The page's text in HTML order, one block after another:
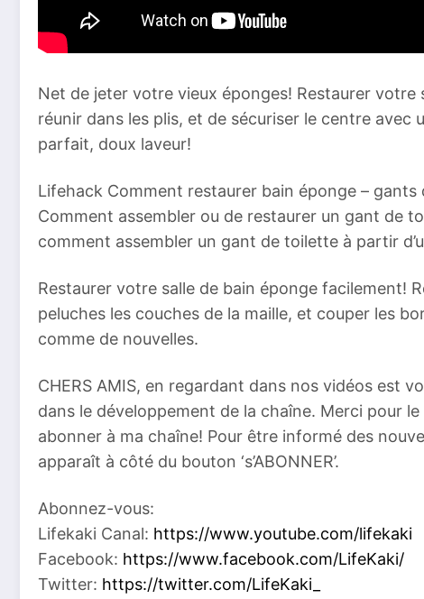
Net de jeter votre vieux éponges! Restaurer votre
réunir dans les plis, et de sécuriser le centre
parfait, doux laveur!
Lifehack Comment restaurer bain éponge –
Comment assembler ou de restaurer un gant de
comment assembler un gant de toilette à partir
Restaurer votre salle de bain éponge facilement!
peluches les couches de la maille, et couper les
comme de nouvelles.
CHERS AMIS, en regardant dans nos vidéos est
dans le développement de la chaîne. Merci pour
abonner à ma chaîne! Pour être informé des
apparaît à côté du bouton ‘s’ABONNER’.
Abonnez-vous:
Lifekaki Canal: https://www.youtube.com/lifekaki
Facebook: https://www.facebook.com/LifeKaki/
Twitter: https://twitter.com/LifeKaki_